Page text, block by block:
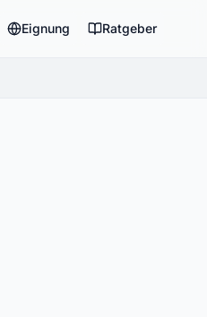
Eignung Ratgeber